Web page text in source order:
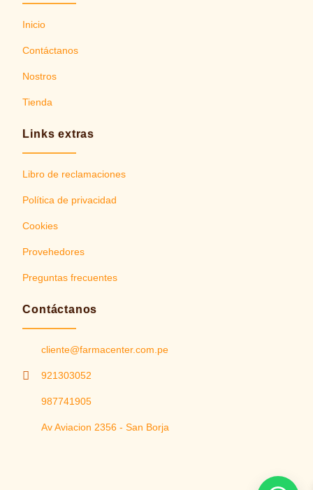
Inicio
Contáctanos
Nostros
Tienda
Links extras
Libro de reclamaciones
Política de privacidad
Cookies
Provehedores
Preguntas frecuentes
Contáctanos
cliente@farmacenter.com.pe
921303052
987741905
Av Aviacion 2356 - San Borja